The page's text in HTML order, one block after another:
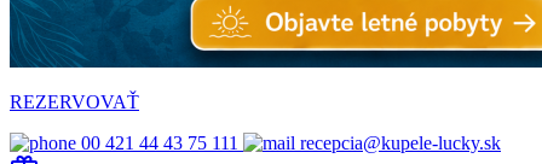
REZERVOVAŤ
00 421 44 43 75 111
recepcia@kupele-lucky.sk